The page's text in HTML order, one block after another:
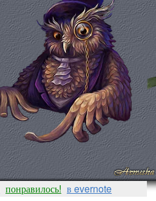
понравилось! в evernote